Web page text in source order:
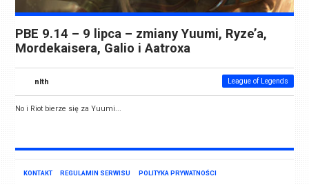
PBE 9.14 – 9 lipca – zmiany Yuumi, Ryze’a,
Mordekaisera, Galio i Aatroxa
nlth League of Legends
No i Riot bierze się za Yuumi...
KONTAKT REGULAMIN SERWISU POLITYKA PRYWATNOŚCI